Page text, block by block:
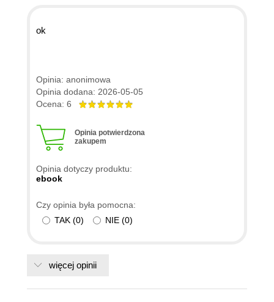
ok
Opinia: anonimowa
Opinia dodana: 2026-05-05
Ocena: 6
Opinia potwierdzona
zakupem
Opinia dotyczy produktu:
ebook
Czy opinia była pomocna:
TAK (0) NIE (0)
więcej opinii